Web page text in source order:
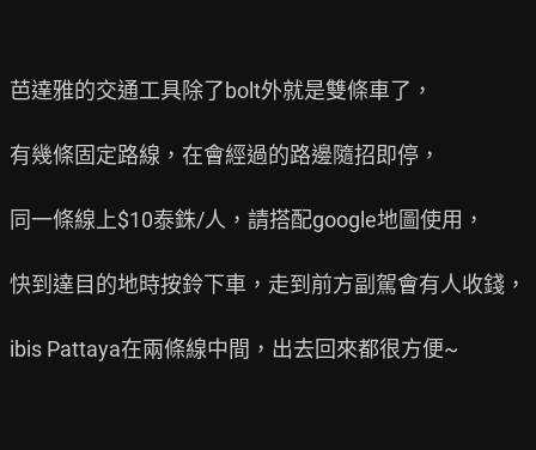
芭達雅的交通工具除了bolt外就是雙條車了，
有幾條固定路線，在會經過的路邊隨招即停，
同一條線上$10泰銖/人，請搭配google地圖使用，
快到達目的地時按鈴下車，走到前方副駕會有人收錢，
ibis Pattaya在兩條線中間，出去回來都很方便~